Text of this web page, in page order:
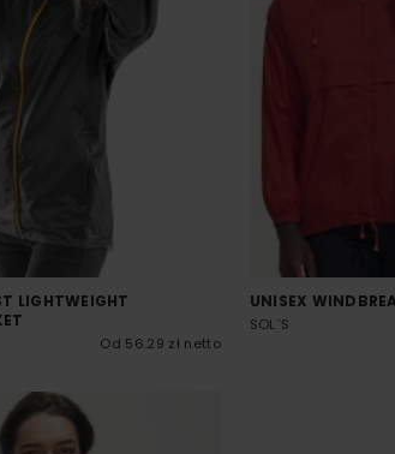
LIGHTWEIGHT
Od 56.29 zł netto
UNISEX
SOL´S